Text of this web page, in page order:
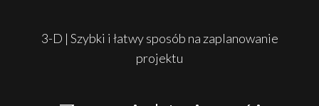
3-D | Szybki i łatwy sposób na zaplanowanie
projektu